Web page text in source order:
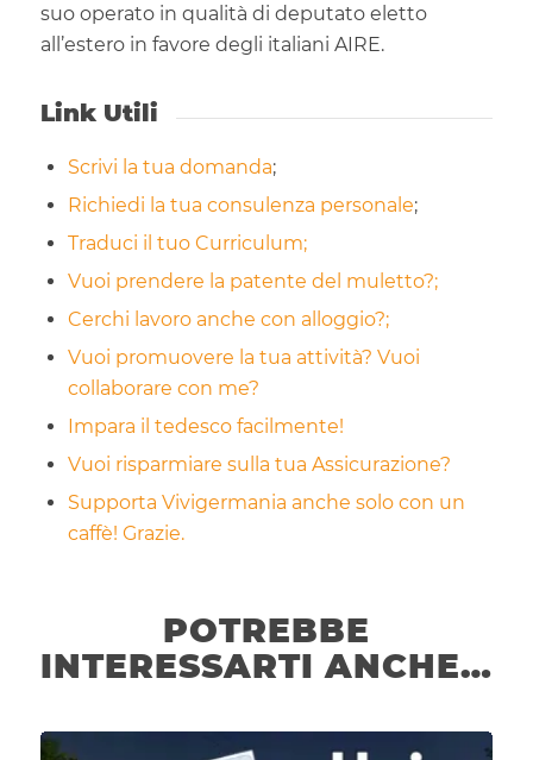
suo operato in qualità di deputato eletto
all’estero in favore degli italiani AIRE.
Link Utili
Scrivi la tua domanda;
Richiedi la tua consulenza personale;
Traduci il tuo Curriculum;
Vuoi prendere la patente del muletto?;
Cerchi lavoro anche con alloggio?;
Vuoi promuovere la tua attività? Vuoi
collaborare con me?
Impara il tedesco facilmente!
Vuoi risparmiare sulla tua Assicurazione?
Supporta Vivigermania anche solo con un
caffè! Grazie.
POTREBBE
INTERESSARTI ANCHE…